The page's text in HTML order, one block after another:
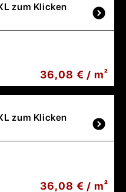
zum Klicken
36,08 € / m²
zum Klicken
36,08 € / m²